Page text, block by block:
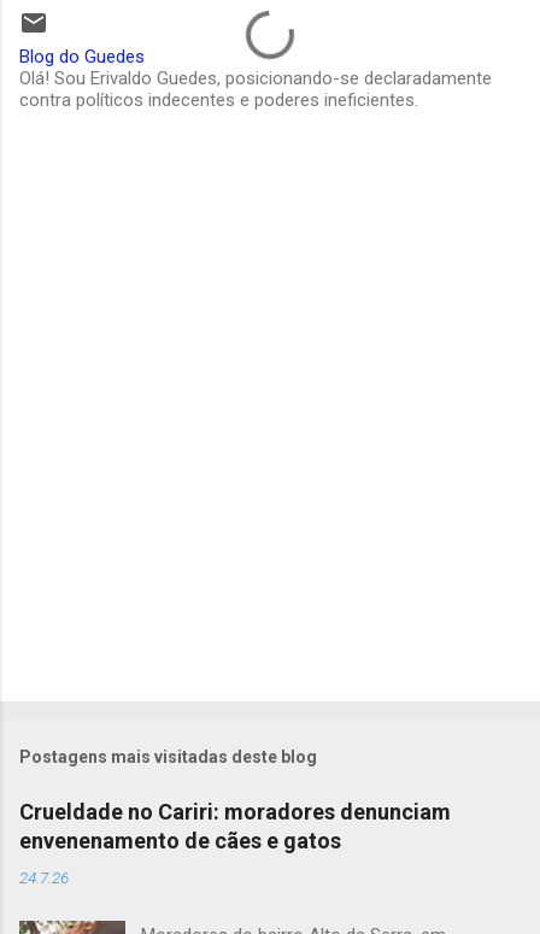
Blog do Guedes
Olá! Sou Erivaldo Guedes, posicionando-se declaradamente
contra políticos indecentes e poderes ineficientes.
Postagens mais visitadas deste blog
Crueldade no Cariri: moradores denunciam
envenenamento de cães e gatos
24.7.26